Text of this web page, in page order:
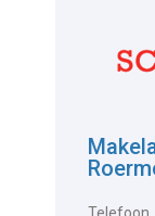
Telefoon